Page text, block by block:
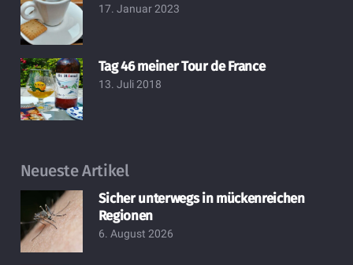
17. Januar 2023
Tag 46 meiner Tour de France
13. Juli 2018
Neueste Artikel
Sicher unterwegs in mückenreichen
Regionen
6. August 2026